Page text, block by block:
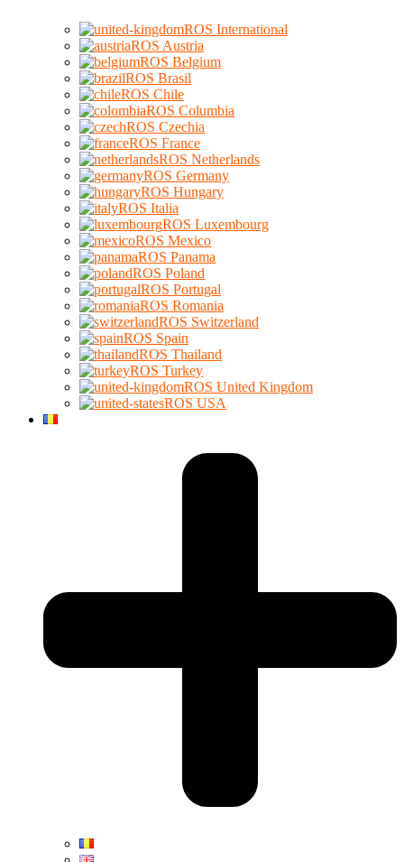
ROS International
ROS Austria
ROS Belgium
ROS Brasil
ROS Chile
ROS Columbia
ROS Czechia
ROS France
ROS Netherlands
ROS Germany
ROS Hungary
ROS Italia
ROS Luxembourg
ROS Mexico
ROS Panama
ROS Poland
ROS Portugal
ROS Romania
ROS Switzerland
ROS Spain
ROS Thailand
ROS Turkey
ROS United Kingdom
ROS USA